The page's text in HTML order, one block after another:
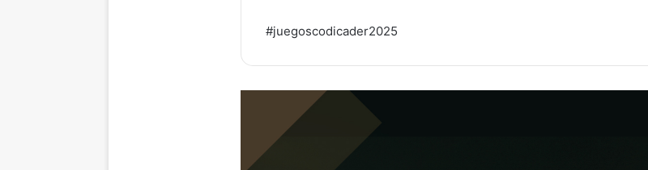
#juegoscodicader2025